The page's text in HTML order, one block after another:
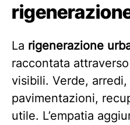
La rigenerazione
raccontata
visibili. Verde,
pavimentazioni,
utile. L’empatia